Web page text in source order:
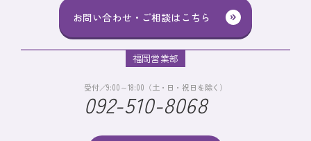
お問い合わせ・ご相談はこちら
福岡営業部
受付／9:00～18:00（土・日・祝日を除く）
092-510-8068